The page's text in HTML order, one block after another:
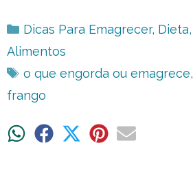
Categorias
Dicas Para Emagrecer, Dieta,
Alimentos
Tags
o que engorda ou emagrece,
frango
ShareShare ShareShareShare